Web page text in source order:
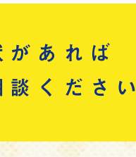
があれば
談ください